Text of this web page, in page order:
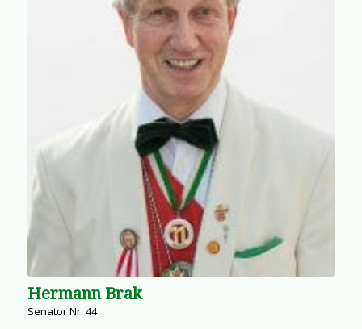
Hermann Brak
Senator Nr. 44